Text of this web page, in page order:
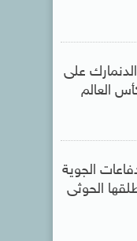
على
العالم
الجوية
الحوثى